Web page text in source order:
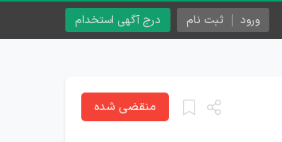
درج آگهی استخدام ورود ثبت نام
منقضی شده